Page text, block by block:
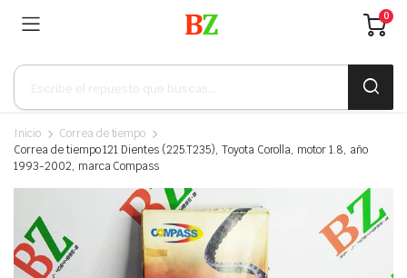
0
Búsqueda
productos
Inicio
Correa de tiempo
Correa de tiempo 121 Dientes (225.T235), Toyota Corolla, motor 1.8, año
1993-2002, marca Compass